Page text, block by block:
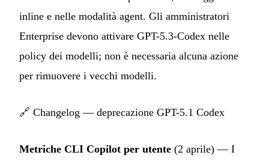
inline e nelle modalità agent. Gli amministratori
Enterprise devono attivare GPT-5.3-Codex nelle
policy dei modelli; non è necessaria alcuna azione
per rimuovere i vecchi modelli.
🔗 Changelog — deprecazione GPT-5.1 Codex
Metriche CLI Copilot per utente (2 aprile) — I